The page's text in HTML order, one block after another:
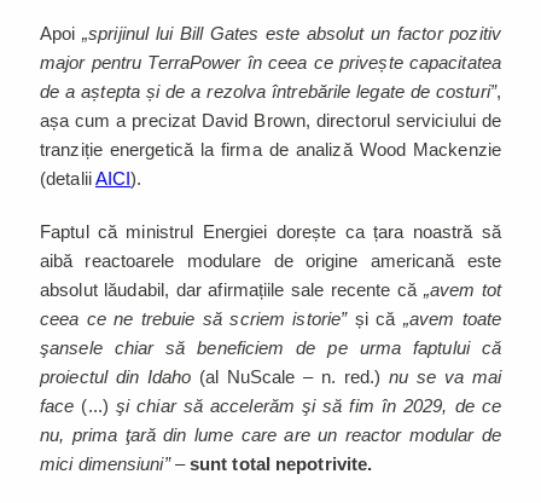
Apoi„sprijinul lui Bill Gates este absolut un factor pozitiv
major pentru TerraPower în ceea ce privește capacitatea
de a aștepta și de a rezolva întrebările legate de costuri”,
așa cum a precizat David Brown, directorul serviciului de
tranziție energetică la firma de analiză Wood Mackenzie
(detaliiAICI).
Faptul că ministrul Energiei dorește ca țara noastră să
aibă reactoarele modulare de origine americană este
absolut lăudabil, dar afirmațiile sale recente că „avem tot
ceea ce ne trebuie să scriem istorie”și că „avem toate
şansele chiar să beneficiem de pe urma faptului că
proiectul din Idaho (al NuScale – n. red.)nu se va mai
face (...) şi chiar să accelerăm şi să fim în 2029, de ce
nu, prima ţară din lume care are un reactor modular de
mici dimensiuni”–sunt total nepotrivite.